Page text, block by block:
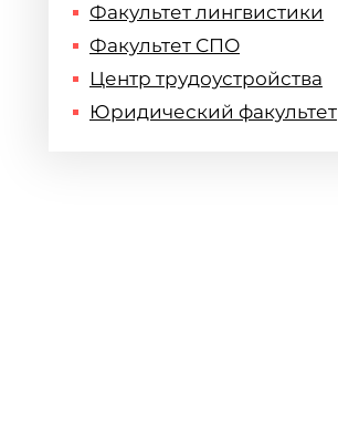
Факультет лингвистики
Факультет СПО
Центр трудоустройства
Юридический факультет